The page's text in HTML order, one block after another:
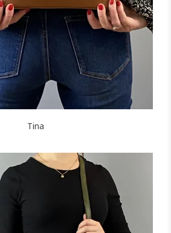
J'ajoute à mon panier !
Tina